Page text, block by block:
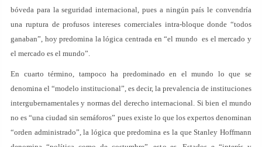
bóveda para la seguridad internacional, pues a ningún país le convendría
una ruptura de profusos intereses comerciales intra-bloque donde “todos
ganaban”, hoy predomina la lógica centrada en “el mundo es el mercado y
el mercado es el mundo”.
En cuarto término, tampoco ha predominado en el mundo lo que se
denomina el “modelo institucional”, es decir, la prevalencia de instituciones
intergubernamentales y normas del derecho internacional. Si bien el mundo
no es “una ciudad sin semáforos” pues existe lo que los expertos denominan
“orden administrado”, la lógica que predomina es la que Stanley Hoffmann